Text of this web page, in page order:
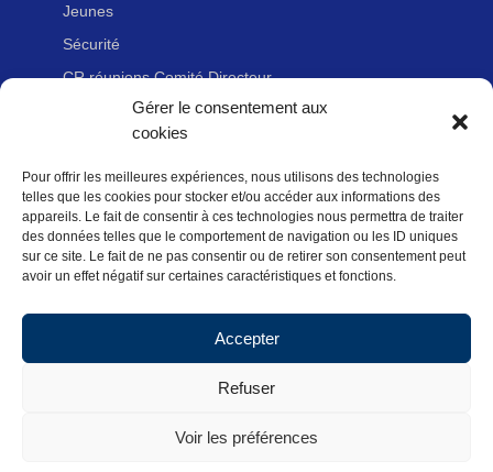
Gérer le consentement aux
cookies
Pour offrir les meilleures expériences, nous utilisons des technologies
telles que les cookies pour stocker et/ou accéder aux informations des
appareils. Le fait de consentir à ces technologies nous permettra de traiter
des données telles que le comportement de navigation ou les ID uniques
sur ce site. Le fait de ne pas consentir ou de retirer son consentement peut
avoir un effet négatif sur certaines caractéristiques et fonctions.
Accepter
Refuser
Voir les préférences
Jeunes
Sécurité
CR réunions Comité Directeur
Adhérer à la Fédération Française de cyclotourisme
Nous contacter
Newsletter
Mentions légales
Politique des données personnelles
Politique de cookies (UE)